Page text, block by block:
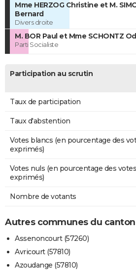
Mme HERZOG Christine et M.
Bernard
Divers droite
M. BOR Paul et Mme SCHONTZ
Parti Socialiste
Participation au scrutin
Taux de participation
Taux d'abstention
Votes blancs (en pourcentage des
exprimés)
Votes nuls (en pourcentage des votes
exprimés)
Nombre de votants
Autres communes du
Assenoncourt (57260)
Avricourt (57810)
Azoudange (57810)